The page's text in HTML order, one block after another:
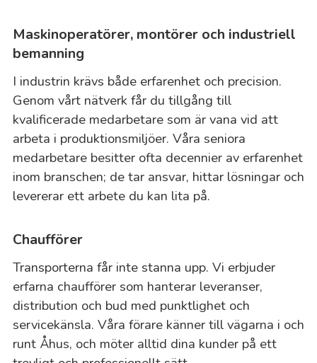
Maskinoperatörer, montörer och industriell
bemanning
I industrin krävs både erfarenhet och precision.
Genom vårt nätverk får du tillgång till
kvalificerade medarbetare som är vana vid att
arbeta i produktionsmiljöer. Våra seniora
medarbetare besitter ofta decennier av erfarenhet
inom branschen; de tar ansvar, hittar lösningar och
levererar ett arbete du kan lita på.
Chaufförer
Transporterna får inte stanna upp. Vi erbjuder
erfarna chaufförer som hanterar leveranser,
distribution och bud med punktlighet och
servicekänsla. Våra förare känner till vägarna i och
runt Åhus, och möter alltid dina kunder på ett